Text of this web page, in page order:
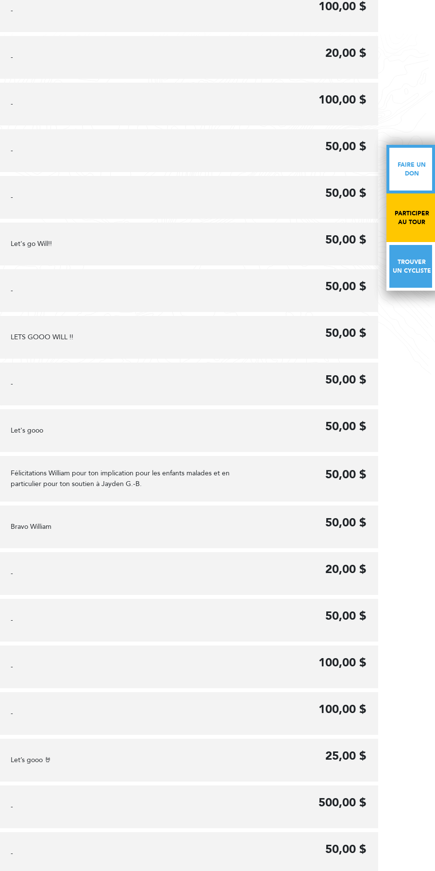
FAIRE UN
DON
PARTICIPER
AU TOUR
TROUVER
UN CYCLISTE
- 100,00 $
- 20,00 $
- 100,00 $
- 50,00 $
- 50,00 $
Let's go Will!! 50,00 $
- 50,00 $
LETS GOOO WILL !! 50,00 $
- 50,00 $
Let's gooo 50,00 $
Félicitations William pour ton implication pour les enfants malades et en
particulier pour ton soutien à Jayden G.-B.
50,00 $
Bravo William 50,00 $
- 20,00 $
- 50,00 $
- 100,00 $
- 100,00 $
Let’s gooo 🤘 25,00 $
- 500,00 $
- 50,00 $
FAIRE UN
DON
PARTICIPER
AU TOUR
TROUVER
UN CYCLISTE